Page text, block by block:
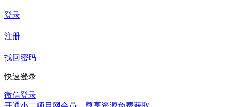
登录
注册
找回密码
快速登录
微信登录